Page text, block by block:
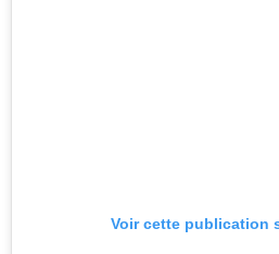
Voir cette publication